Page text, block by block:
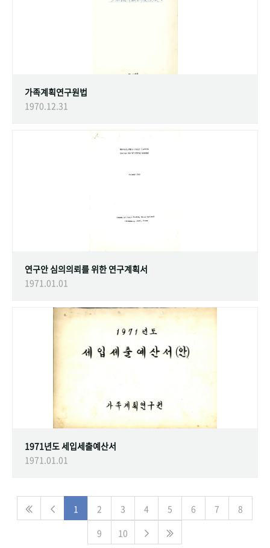
가족계획연구원법
1970.12.31
연구안 심의의뢰를 위한 연구계획서
1971.01.01
1971년도 세입세출예산서
1971.01.01
1 2 3 4 5 6 7
8
9
10